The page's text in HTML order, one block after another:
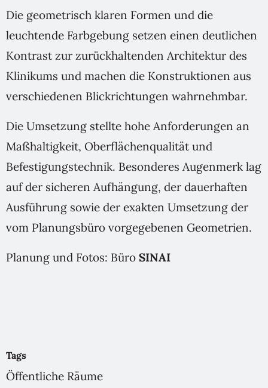
Die geometrisch klaren Formen und die
leuchtende Farbgebung setzen einen deutlichen
Kontrast zur zurückhaltenden Architektur des
Klinikums und machen die Konstruktionen aus
verschiedenen Blickrichtungen wahrnehmbar.
Die Umsetzung stellte hohe Anforderungen an
Maßhaltigkeit, Oberflächenqualität und
Befestigungstechnik. Besonderes Augenmerk lag
auf der sicheren Aufhängung, der dauerhaften
Ausführung sowie der exakten Umsetzung der
vom Planungsbüro vorgegebenen Geometrien.
Planung und Fotos: Büro SINAI
Tags
Öffentliche Räume